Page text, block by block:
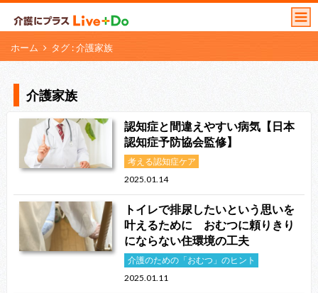
ホーム タグ : 介護家族
介護家族
認知症と間違えやすい病気【日本
認知症予防協会監修】
考える認知症ケア
2025.01.14
トイレで排尿したいという思いを
叶えるために おむつに頼りきり
にならない住環境の工夫
介護のための「おむつ」のヒント
2025.01.11